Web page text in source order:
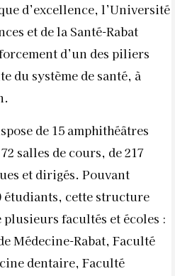
d’excellence, l’Université
et de la Santé-Rabat
d’un des piliers
du système de santé, à
de 15 amphithéâtres
salles de cours, de 217
et dirigés. Pouvant
étudiants, cette structure
plusieurs facultés et écoles :
Médecine-Rabat, Faculté
dentaire, Faculté